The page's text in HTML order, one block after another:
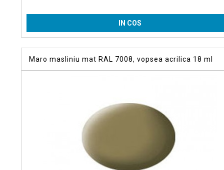
IN COS
Maro masliniu mat RAL 7008, vopsea acrilica 18 ml